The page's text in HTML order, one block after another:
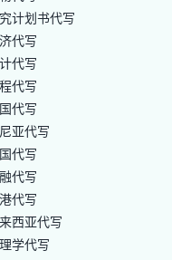
计划书代写
代写
代写
代写
代写
亚代写
代写
代写
代写
西亚代写
学代写